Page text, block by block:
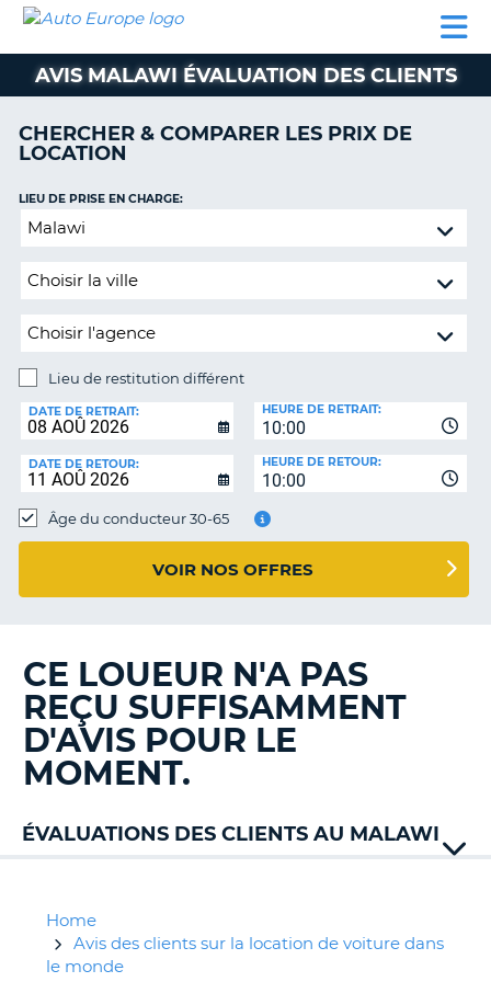
LOCATION
VOITURE
CAMPING-
CAR
CLIENT
AUTO
EUROPE
LOCATION
VOITURE
CAMPING-
CAR
PARTENAIRES
SUPPORT
CLIENT
COMPTE
MA
AVIS MALAWI ÉVALUATION DES CLIENTS
CHERCHER & COMPARER LES PRIX DE
LOCATION
Lieu
restitution
LIEU DE PRISE EN CHARGE:
Lieu de restitution différent
DE
RESTITUTION:
DATE DE RETRAIT:
10:00
HEURE DE RETRAIT:
DATE DE RETOUR:
10:00
HEURE DE RETOUR:
Âge du conducteur 30-65
VOIR NOS OFFRES
CE LOUEUR N'A PAS
REÇU SUFFISAMMENT
D'AVIS POUR LE
MOMENT.
ÉVALUATIONS DES CLIENTS AU MALAWI
Home
Avis des clients sur la location de voiture dans
le monde